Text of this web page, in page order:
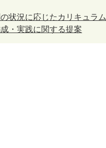
状況に応じたカリキュラム
・実践に関する提案